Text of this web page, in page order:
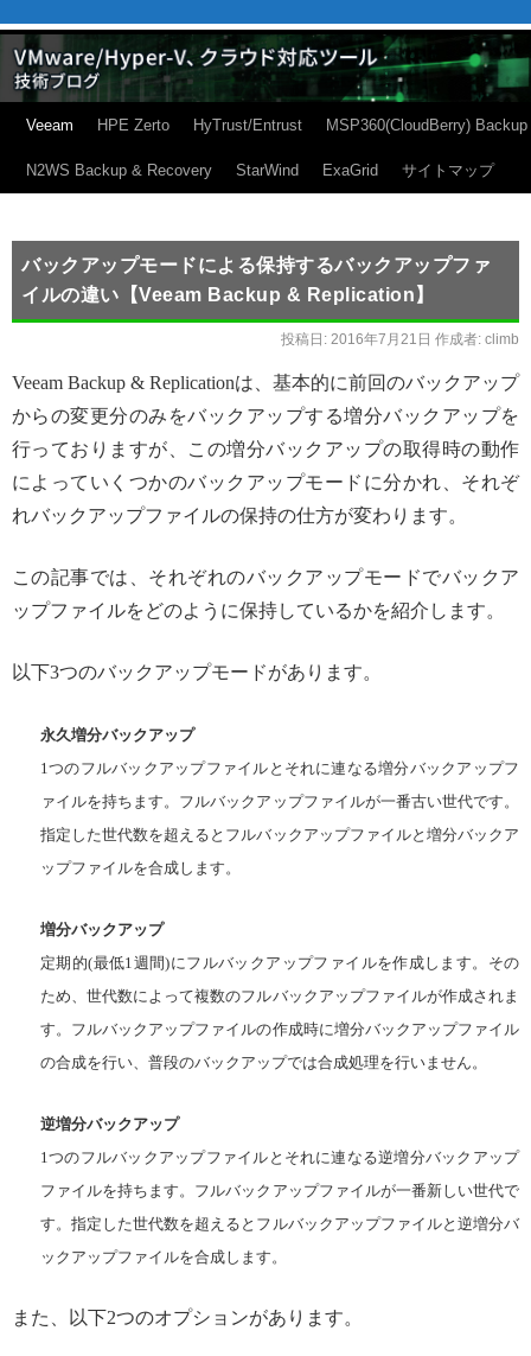
Veeam HPE Zerto HyTrust/Entrust MSP360(CloudBerry) Backup
N2WS Backup & Recovery StarWind ExaGrid サイトマップ
バックアップモードによる保持するバックアップファ
イルの違い【Veeam Backup & Replication】
投稿日: 2016年7月21日 作成者: climb
Veeam Backup & Replicationは、基本的に前回のバックアップ
からの変更分のみをバックアップする増分バックアップを
行っておりますが、この増分バックアップの取得時の動作
によっていくつかのバックアップモードに分かれ、それぞ
れバックアップファイルの保持の仕方が変わります。
この記事では、それぞれのバックアップモードでバックア
ップファイルをどのように保持しているかを紹介します。
以下3つのバックアップモードがあります。
永久増分バックアップ
1つのフルバックアップファイルとそれに連なる増分バックアップフ
ァイルを持ちます。フルバックアップファイルが一番古い世代です。
指定した世代数を超えるとフルバックアップファイルと増分バックア
ップファイルを合成します。
増分バックアップ
定期的(最低1週間)にフルバックアップファイルを作成します。その
ため、世代数によって複数のフルバックアップファイルが作成されま
す。フルバックアップファイルの作成時に増分バックアップファイル
の合成を行い、普段のバックアップでは合成処理を行いません。
逆増分バックアップ
1つのフルバックアップファイルとそれに連なる逆増分バックアップ
ファイルを持ちます。フルバックアップファイルが一番新しい世代で
す。指定した世代数を超えるとフルバックアップファイルと逆増分バ
ックアップファイルを合成します。
また、以下2つのオプションがあります。